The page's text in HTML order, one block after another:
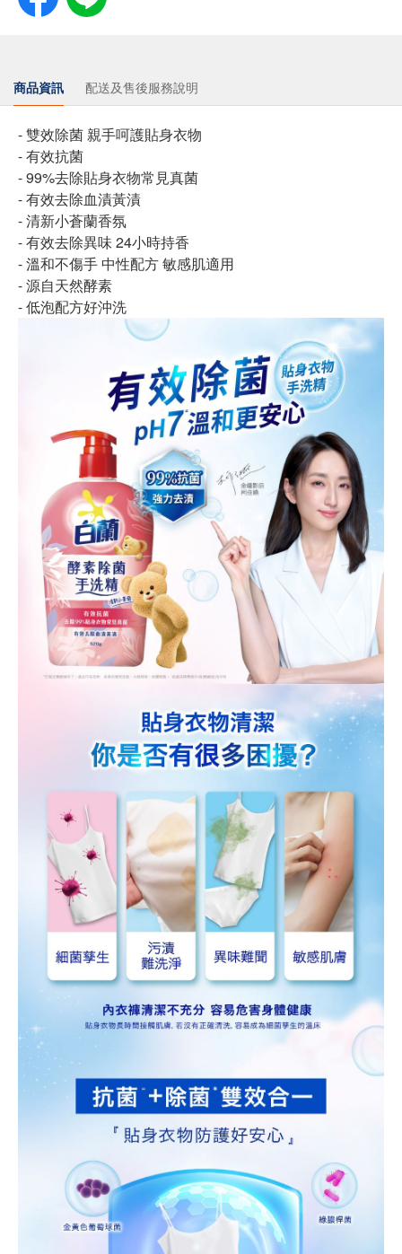
商品資訊 配送及售後服務說明
​- 雙效除菌 親手呵護貼身衣物
- 有效抗菌
- 99%去除貼身衣物常見真菌
- 有效去除血漬黃漬
- 清新小蒼蘭香氛
- 有效去除異味 24小時持香
- 溫和不傷手 中性配方 敏感肌適用
- 源自天然酵素
- 低泡配方好沖洗